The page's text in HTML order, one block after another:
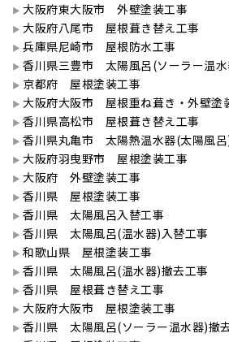
大阪府東大阪市 外壁塗装工事
大阪府八尾市 屋根葺き替え工事
兵庫県尼崎市 屋根防水工事
香川県三豊市 太陽風呂(ソーラー温
京都府 屋根塗装工事
大阪府大阪市 屋根重ね葺き・外壁塗
香川県高松市 屋根葺き替え工事
香川県丸亀市 太陽熱温水器(太陽風呂
大阪府羽曳野市 屋根塗装工事
大阪府 外壁塗装工事
香川県 屋根塗装工事
香川県 太陽風呂入替工事
香川県 太陽風呂(温水器)入替工事
和歌山県 屋根塗装工事
香川県 太陽風呂(温水器)撤去工事
香川県 屋根葺き替え工事
大阪府大阪市 屋根塗装工事
香川県 太陽風呂(ソーラー温水器)撤